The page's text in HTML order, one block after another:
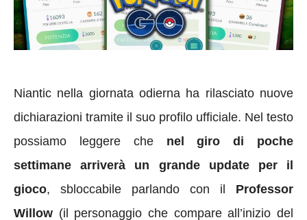
Niantic nella giornata odierna ha rilasciato nuove
dichiarazioni tramite il suo profilo ufficiale. Nel testo
possiamo leggere che nel giro di poche
settimane arriverà un grande update per il
gioco, sbloccabile parlando con il Professor
Willow (il personaggio che compare all’inizio del